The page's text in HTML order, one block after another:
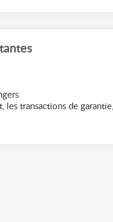
transactions de